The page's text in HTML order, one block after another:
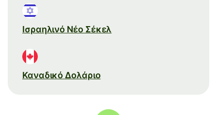
Ισραηλινό Νέο Σέκελ
Καναδικό Δολάριο